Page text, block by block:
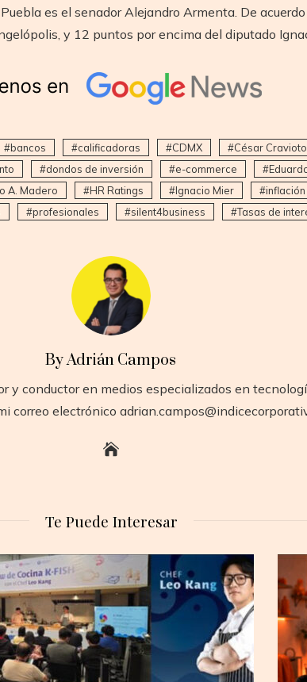
es el senador Alejandro Armenta. De
y 12 puntos por encima del diputado
bancos calificadoras CDMX César Cravioto
dondos de inversión e-commerce
A. Madero HR Ratings Ignacio Mier inflación
profesionales silent4business Tasas de
By Adrián Campos
y conductor en medios especializados en
correo electrónico
Te Puede Interesar